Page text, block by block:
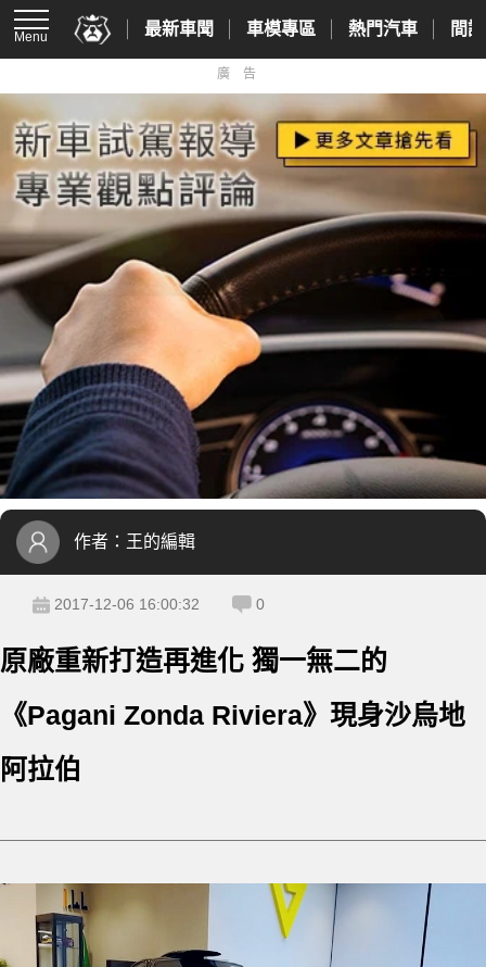
Menu 最新車聞 車模專區 熱門汽車 間
廣告
作者： 王的編輯
2017-12-06 16:00:32 0
原廠重新打造再進化 獨一無二的
《Pagani Zonda Riviera》現身沙烏地
阿拉伯